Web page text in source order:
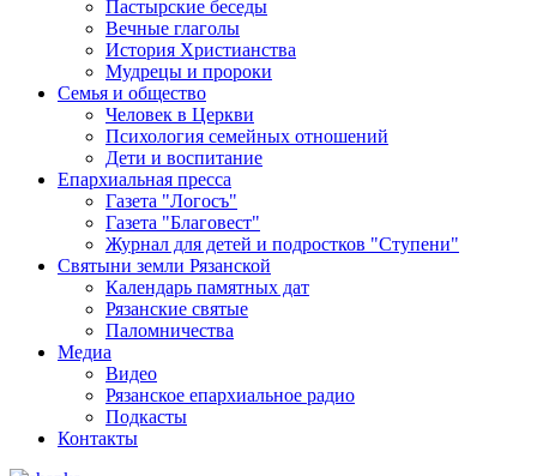
Пастырские беседы
Вечные глаголы
История Христианства
Мудрецы и пророки
Семья и общество
Человек в Церкви
Психология семейных отношений
Дети и воспитание
Епархиальная пресса
Газета "Логосъ"
Газета "Благовест"
Журнал для детей и подростков "Ступени"
Святыни земли Рязанской
Календарь памятных дат
Рязанские святые
Паломничества
Медиа
Видео
Рязанское епархиальное радио
Подкасты
Контакты